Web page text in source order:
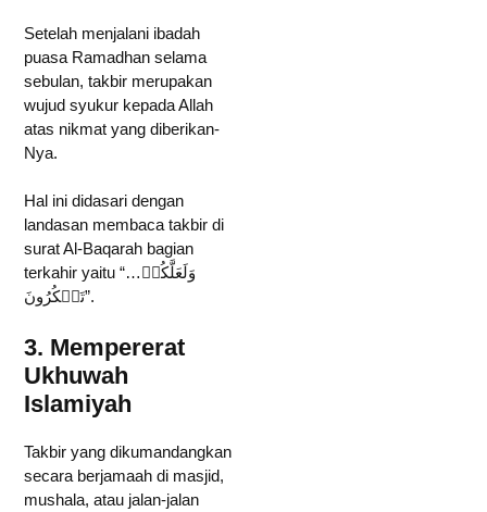
Setelah menjalani ibadah
puasa Ramadhan selama
sebulan, takbir merupakan
wujud syukur kepada Allah
atas nikmat yang diberikan-
Nya.
Hal ini didasari dengan
landasan membaca takbir di
surat Al-Baqarah bagian
terkahir yaitu “…وَلَعَلَّكُمۡ
تَشۡكُرُونَ”.
3. Mempererat
Ukhuwah
Islamiyah
Takbir yang dikumandangkan
secara berjamaah di masjid,
mushala, atau jalan-jalan